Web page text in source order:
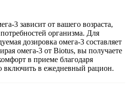
3 зависит от вашего возраста,
организма. Для
дозировка омега-3 составляет
омега-3 от Biotus, вы получаете
в приеме благодаря
включить в ежедневный рацион.